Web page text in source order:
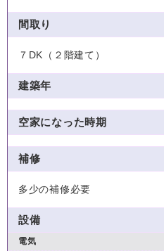
間取り
７DK（２階建て）
建築年
空家になった時期
補修
多少の補修必要
設備
電気